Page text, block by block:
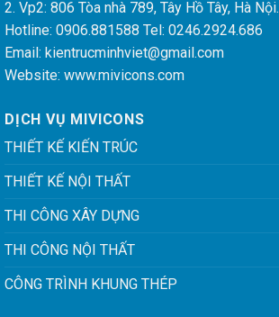
2. Vp2: 806 Tòa nhà 789, Tây Hồ Tây, Hà Nội.
Hotline: 0906.881588 Tel: 0246.2924.686
Email: kientrucminhviet@gmail.com
Website: www.mivicons.com
DỊCH VỤ MIVICONS
THIẾT KẾ KIẾN TRÚC
THIẾT KẾ NỘI THẤT
THI CÔNG XÂY DỰNG
THI CÔNG NỘI THẤT
CÔNG TRÌNH KHUNG THÉP